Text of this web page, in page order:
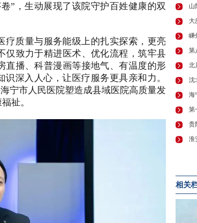
”，生动展现了该院守护百姓健康的双
疗质量与服务能级上的扎实探索，更亮
仅致力于精进医术、优化流程，筑牢县
直播、科普漫画等接地气、有温度的形
深入人心，让医疗服务更具亲和力。
宁市人民医院塑造成县域医院高质量发
祉。
相关